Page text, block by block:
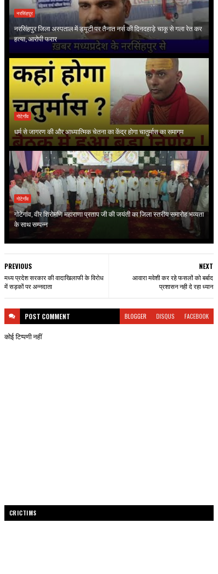
नरसिंहपुर
नरसिंहपुर जिला अस्पताल में ड्यूटी पर तैनात नर्स की दिनदहाड़े चाकू से गला रेत कर
हत्या, आरोपी फरार
गोटेगाँव
धर्म से जागरण की और आध्यात्मिक चेतना का केंद्र होगा चातुर्मास का समागम
गोटेगाँव
गोटेगांव, वीर शिरोमणि महाराणा प्रताप जी की जयंती का जिला स्तरीय समारोह भव्यता
के साथ सम्पन्न
NEXT
आवारा मवेशी कर रहे फसलों को बर्बाद
प्रशासन नही दे रहा ध्यान
PREVIOUS
मध्य प्रदेश सरकार की वादाखिलाफी के विरोध
में सड़कों पर अन्नदाता
POST COMMENT BLOGGER DISQUS FACEBOOK
कोई टिप्पणी नहीं
CRICTIMS